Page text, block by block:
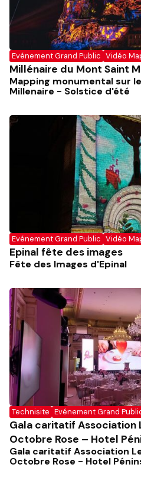
Evénement Grand Public Vidéo
Millénaire du Mont Saint
Mapping monumental sur
Millenaire - Solstice d'été
Evénement Grand Public Vidéo
Epinal fête des images
Fête des Images d'Epinal
Technisite Evénement Grand
Gala caritatif Association
Octobre Rose – Hotel
Gala caritatif Association
Octobre Rose - Hotel